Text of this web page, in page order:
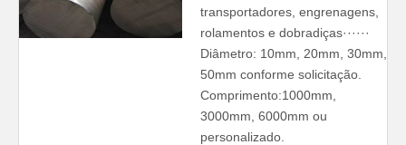
transportadores, engrenagens,
rolamentos e dobradiças······
Diâmetro: 10mm, 20mm, 30mm,
50mm conforme solicitação.
Comprimento:1000mm,
3000mm, 6000mm ou
personalizado.